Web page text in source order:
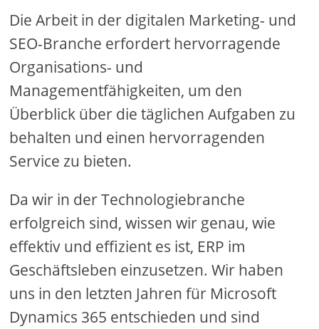
Die Arbeit in der digitalen Marketing- und
SEO-Branche erfordert hervorragende
Organisations- und
Managementfähigkeiten, um den
Überblick über die täglichen Aufgaben zu
behalten und einen hervorragenden
Service zu bieten.
Da wir in der Technologiebranche
erfolgreich sind, wissen wir genau, wie
effektiv und effizient es ist, ERP im
Geschäftsleben einzusetzen. Wir haben
uns in den letzten Jahren für Microsoft
Dynamics 365 entschieden und sind